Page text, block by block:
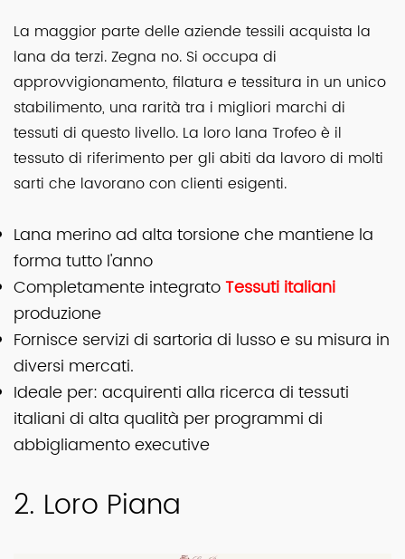
La maggior parte delle aziende tessili acquista la
lana da terzi. Zegna no. Si occupa di
approvvigionamento, filatura e tessitura in un unico
stabilimento, una rarità tra i migliori marchi di
tessuti di questo livello. La loro lana Trofeo è il
tessuto di riferimento per gli abiti da lavoro di molti
sarti che lavorano con clienti esigenti.
Lana merino ad alta torsione che mantiene la
forma tutto l'anno
Completamente integratoTessuti italiani
produzione
Fornisce servizi di sartoria di lusso e su misura in
diversi mercati.
Ideale per: acquirenti alla ricerca di tessuti
italiani di alta qualità per programmi di
abbigliamento executive
2. Loro Piana